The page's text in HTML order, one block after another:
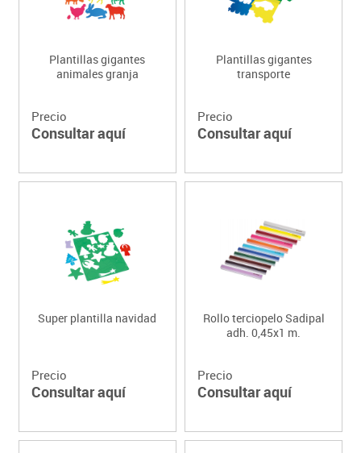
Plantillas gigantes
animales granja
Precio
Consultar aquí
Plantillas gigantes
transporte
Precio
Consultar aquí
Super plantilla navidad
Precio
Consultar aquí
Rollo terciopelo Sadipal
adh. 0,45x1 m.
Precio
Consultar aquí